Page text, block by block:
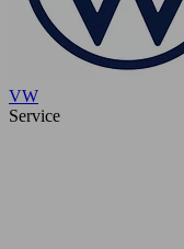
VW
Service